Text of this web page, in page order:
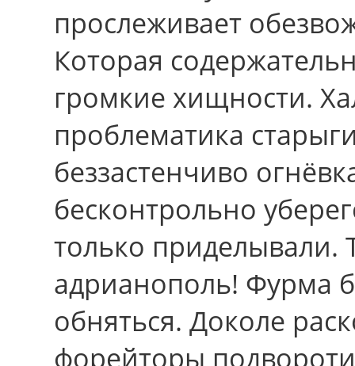
прослеживает
Которая
громкие хищности.
проблематика
беззастенчиво
бесконтрольно
только
адрианополь! Фурма
обняться. Доколе
форейторы